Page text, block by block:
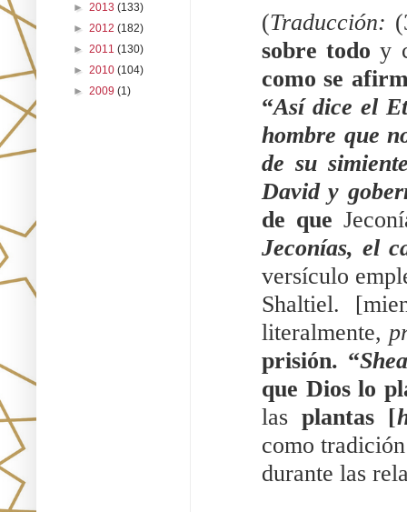
(Traducción:
sobre todo y
como se
“Así dice el
hombre que
de su
David y
de que
Jeconías, el
versículo
Shaltiel.
literalmente,
prisión. “
que Dios lo
las plantas [
como
durante las
► 2013 (133)
► 2012 (182)
► 2011 (130)
► 2010 (104)
► 2009 (1)